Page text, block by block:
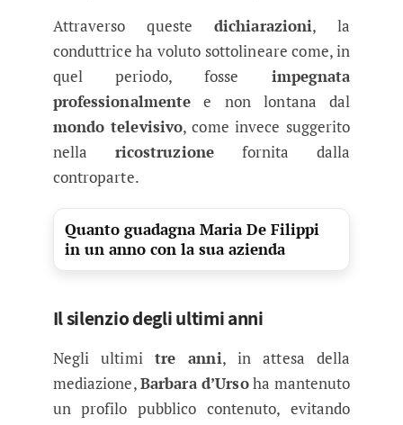
Attraverso queste dichiarazioni, la
conduttrice ha voluto sottolineare come, in
quel periodo, fosse impegnata
professionalmente e non lontana dal
mondo televisivo, come invece suggerito
nella ricostruzionefornita dalla
controparte.
Quanto guadagna Maria De Filippi
in un anno con la sua azienda
Il silenzio degli ultimi anni
Negli ultimi tre anni, in attesa della
mediazione,Barbara d’Ursoha mantenuto
un profilo pubblico contenuto, evitando